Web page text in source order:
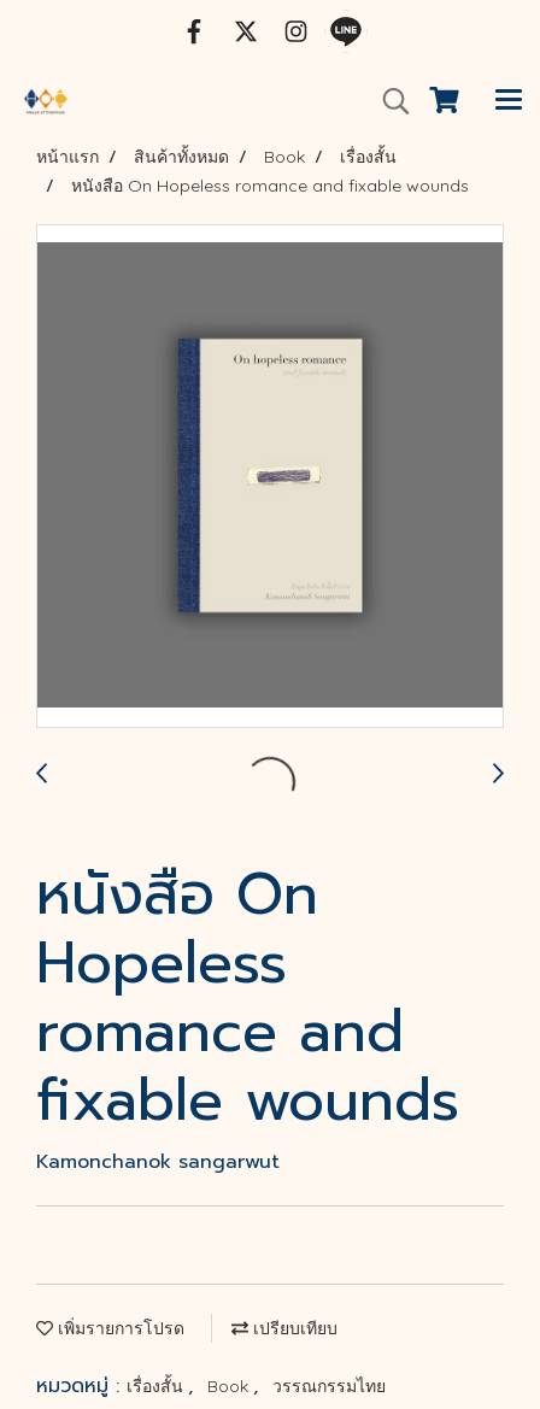
หน้าแรก สินค้าทั้งหมด Book
เรื่องสั้น
หนังสือ On Hopeless romance and fixable wounds
หนังสือ On
Hopeless
romance and
fixable wounds
Kamonchanok sangarwut
เพิ่มรายการโปรด เปรียบเทียบ
หมวดหมู่ : เรื่องสั้น , Book , วรรณกรรมไทย